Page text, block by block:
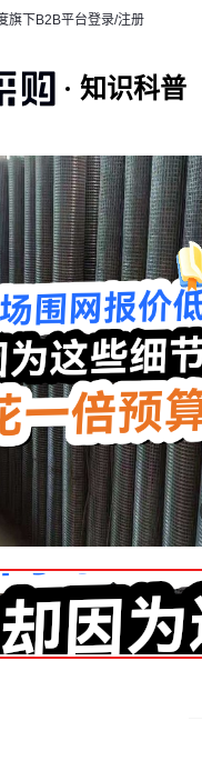
旗下B2B平台登录/注册
知识科普